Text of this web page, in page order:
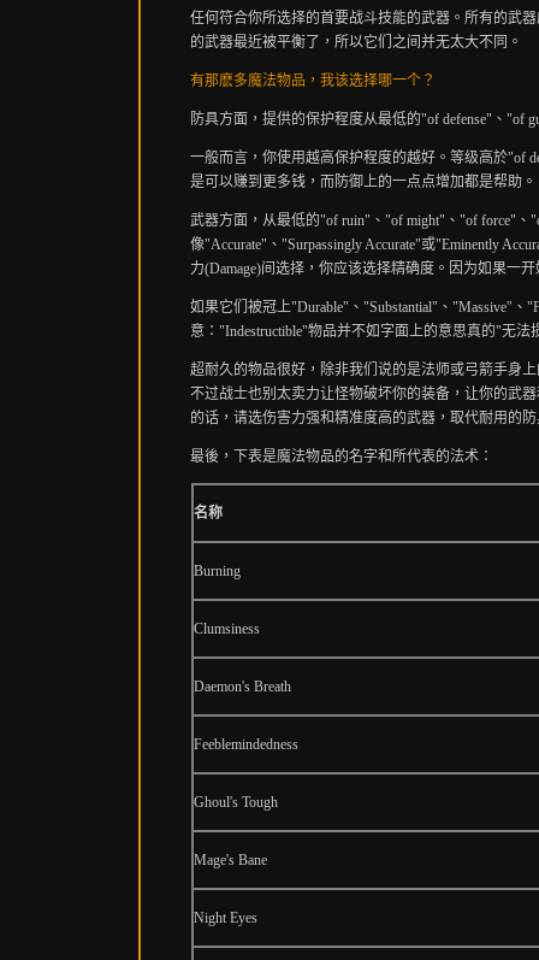
任何符合你所选择的首要战斗技能的武器。所有的武
的武器最近被平衡了，所以它们之间并无太大不同。
有那麽多魔法物品，我该选择哪一个？
防具方面，提供的保护程度从最低的"of defense" 、"of
一般而言，你使用越高保护程度的越好。等级高於"of
是可以赚到更多钱，而防御上的一点点增加都是帮助。
武器方面，从最低的"of ruin" 、"of might" 、"of force" 、
像"Accurate" 、"Surpassingly Accurate"或"Eminently
力(Damage)间选择，你应该选择精确度。因为如果一
如果它们被冠上"Durable" 、"Substantial" 、"Massive" 、
意："Indestructible"物品并不如字面上的意思真的"无法
超耐久的物品很好，除非我们说的是法师或弓箭手身
不过战士也别太卖力让怪物破坏你的装备，让你的武
的话，请选伤害力强和精准度高的武器，取代耐用的
最後，下表是魔法物品的名字和所代表的法术：
名称
Burning
Clumsiness
Daemon's Breath
Feeblemindedness
Ghoul's Tough
Mage's Bane
Night Eyes